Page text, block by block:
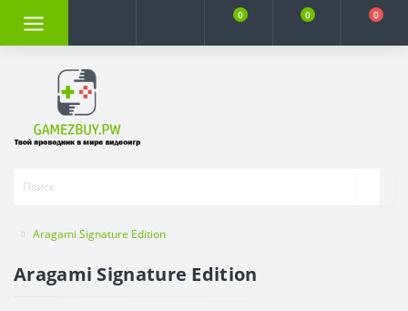
0 0 0
Aragami Signature Edition
Aragami Signature Edition